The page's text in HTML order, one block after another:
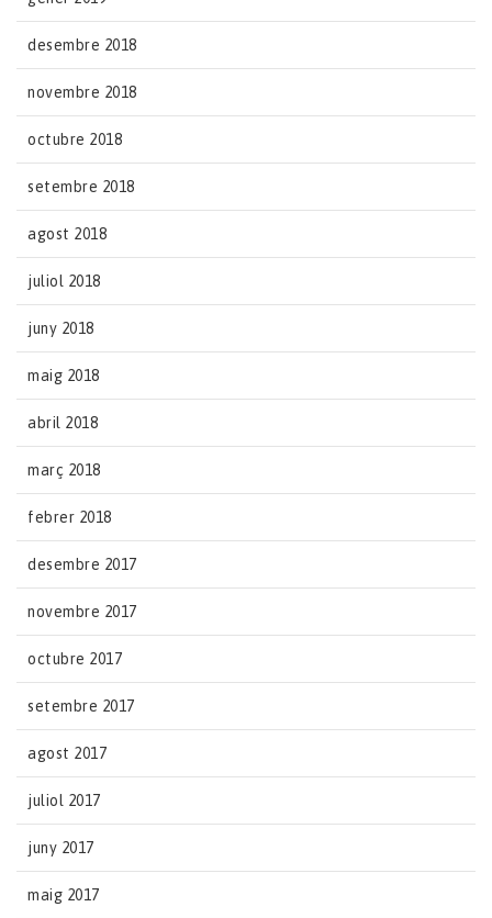
desembre 2018
novembre 2018
octubre 2018
setembre 2018
agost 2018
juliol 2018
juny 2018
maig 2018
abril 2018
març 2018
febrer 2018
desembre 2017
novembre 2017
octubre 2017
setembre 2017
agost 2017
juliol 2017
juny 2017
maig 2017